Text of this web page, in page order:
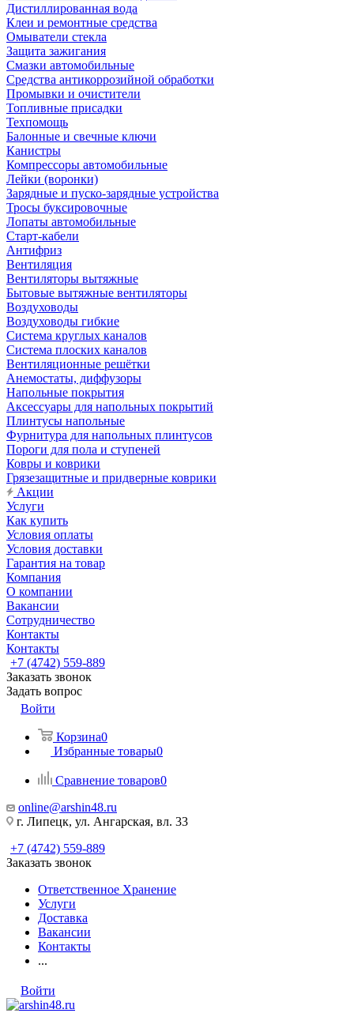
Дистиллированная вода
Клеи и ремонтные средства
Омыватели стекла
Защита зажигания
Смазки автомобильные
Средства антикоррозийной обработки
Промывки и очистители
Топливные присадки
Техпомощь
Балонные и свечные ключи
Канистры
Компрессоры автомобильные
Лейки (воронки)
Зарядные и пуско-зарядные устройства
Тросы буксировочные
Лопаты автомобильные
Старт-кабели
Антифриз
Вентиляция
Вентиляторы вытяжные
Бытовые вытяжные вентиляторы
Воздуховоды
Воздуховоды гибкие
Система круглых каналов
Система плоских каналов
Вентиляционные решётки
Анемостаты, диффузоры
Напольные покрытия
Аксессуары для напольных покрытий
Плинтусы напольные
Фурнитура для напольных плинтусов
Пороги для пола и ступеней
Ковры и коврики
Грязезащитные и придверные коврики
Акции
Услуги
Как купить
Условия оплаты
Условия доставки
Гарантия на товар
Компания
О компании
Вакансии
Сотрудничество
Контакты
Контакты
+7 (4742) 559-889
Заказать звонок
Задать вопрос
Войти
Корзина0
Избранные товары0
Сравнение товаров0
online@arshin48.ru
г. Липецк, ул. Ангарская, вл. 33
+7 (4742) 559-889
Заказать звонок
Ответственное Хранение
Услуги
Доставка
Вакансии
Контакты
...
Войти